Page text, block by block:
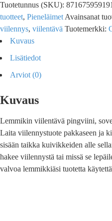
Tuotetunnus (SKU):
tuotteet, Pieneläimet Avainsanat
viilennys, viilentävä Tuotemerkki:
Kuvaus
Lisätiedot
Arviot (0)
Kuvaus
Lemmikin viilentävä pingviini,
Laita viilennystuote pakkaseen ja
sisään taikka kuivikkeiden alle
hakee viilennystä tai missä se
valvoa lemmikkiäsi tuotetta